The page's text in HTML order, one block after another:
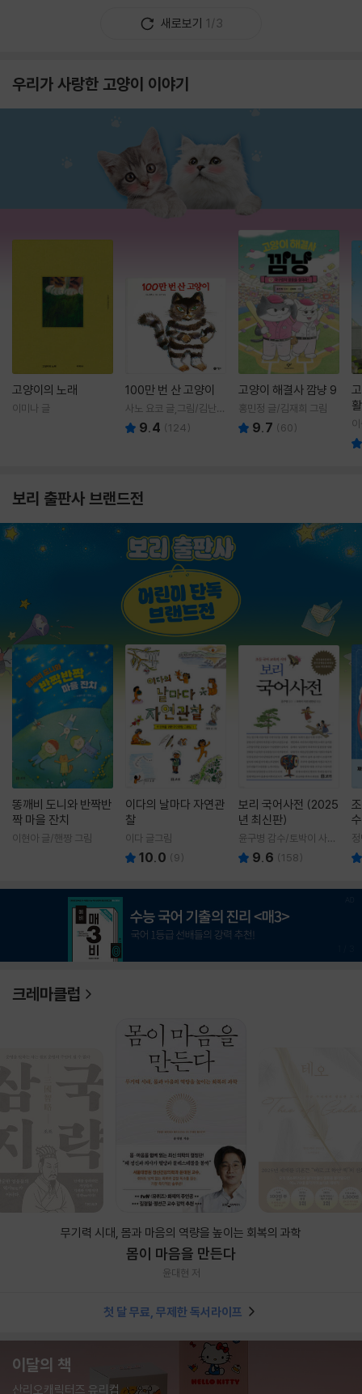
새로보기 1/3
우리가 사랑한 고양이 이야기
고양이의 노래
이미나 글
100만 번 산 고양이
사노 요코 글,그림/김난주
역 9.4 (124)
고양이 해결사 깜냥 9
홍민정 글/김재희 그림
9.7 (60)
보리 출판사 브랜드전
똥깨비 도니와 반짝반
짝 마을 잔치
이현아 글/핸짱 그림
이다의 날마다 자연관
찰
이다 글그림
10.0 (9)
보리 국어사전 (2025
년 최신판)
윤구병 감수/토박이 사전
편찬실 편
9.6 (158)
크레마클럽
무기력 시대, 몸과 마음의 역량을 높이는 회복의 과학
몸이 마음을 만든다
윤대현 저
첫 달 무료, 무제한 독서라이프
이달의 책
산리오캐릭터즈 유리컵